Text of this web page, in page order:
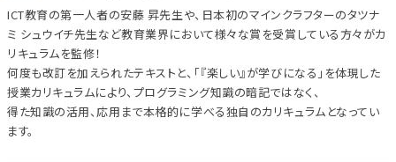
ICT教育の第一人者の安藤 昇先生や、日本初のマインクラフターのタツナ
ミ シュウイチ先生など教育業界において様々な賞を受賞している方々がカ
リキュラムを監修！
何度も改訂を加えられたテキストと、「『楽しい』が学びになる」を体現した
授業カリキュラムにより、プログラミング知識の暗記ではなく、
得た知識の活用、応用まで本格的に学べる独自のカリキュラムとなってい
ます。